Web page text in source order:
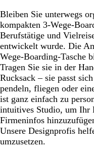
Bleiben Sie unterwegs
kompakten 3-Wege-
Berufstätige und
entwickelt wurde. Die
Wege-Boarding-Tasche
Tragen Sie sie in der
Rucksack – sie passt
pendeln, fliegen oder
ist ganz einfach zu
intuitives Studio, um Ihr
Firmeninfos
Unsere Designprofis
umzusetzen.